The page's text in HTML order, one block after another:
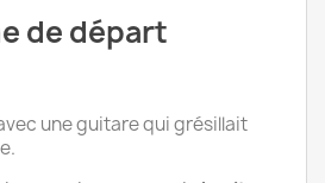
de départ
une guitare qui grésillait